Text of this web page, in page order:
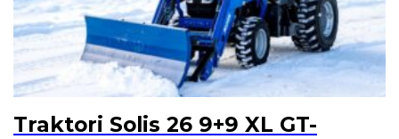
Traktori Solis 26 9+9 XL GT-